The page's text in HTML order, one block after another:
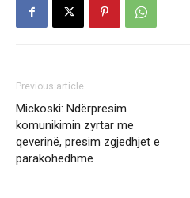
Previous article
Mickoski: Ndërpresim
komunikimin zyrtar me
qeverinë, presim zgjedhjet e
parakohëdhme